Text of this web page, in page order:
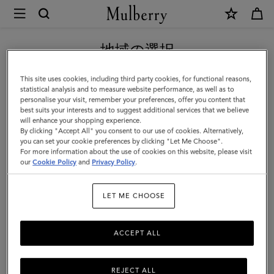
Mulberry
ア
ン
ト
ニ
ー
|
オ
レ
ガ
シ
地域の選択
現在日本サイトを閲覧していますが、アメリカにいることがわか
りました。
アメリカのサイトにいく
日本のサイトへ移動する
This site uses cookies, including third party cookies, for functional reasons,
statistical analysis and to measure website performance, as well as to
personalise your visit, remember your preferences, offer you content that
best suits your interests and to suggest additional services that we believe
will enhance your shopping experience.
By clicking "Accept All" you consent to our use of cookies. Alternatively,
you can set your cookie preferences by clicking "Let Me Choose".
For more information about the use of cookies on this website, please visit
ourCookie Policy and Privacy Policy.
LET ME CHOOSE
REJECT ALL
ACCEPT ALL